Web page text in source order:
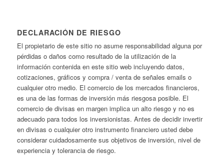
DECLARACIÓN DE RIESGO
El propietario de este sitio no asume responsabilidad alguna por
pérdidas o daños como resultado de la utilización de la
información contenida en este sitio web incluyendo datos,
cotizaciones, gráficos y compra / venta de señales emails o
cualquier otro medio. El comercio de los mercados financieros,
es una de las formas de inversión más riesgosa posible. El
comercio de divisas en margen implica un alto riesgo y no es
adecuado para todos los inversionistas. Antes de decidir invertir
en divisas o cualquier otro instrumento financiero usted debe
considerar cuidadosamente sus objetivos de inversión, nivel de
experiencia y tolerancia de riesgo.